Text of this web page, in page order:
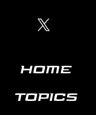
HOME
TOPICS